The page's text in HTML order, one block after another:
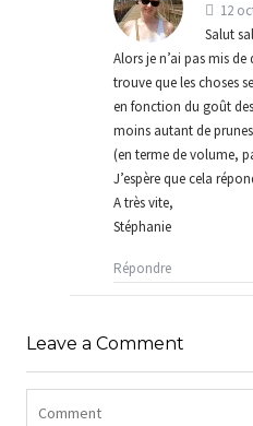
12
Salut
Alors je n’ai pas mis
trouve que les choses
en fonction du goût des
moins autant de
(en terme de volume,
J’espère que cela
A très vite,
Stéphanie
Répondre
Leave a Comment